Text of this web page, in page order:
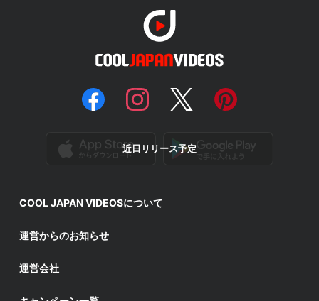
近日リリース予定
COOL JAPAN VIDEOSについて
運営からのお知らせ
運営会社